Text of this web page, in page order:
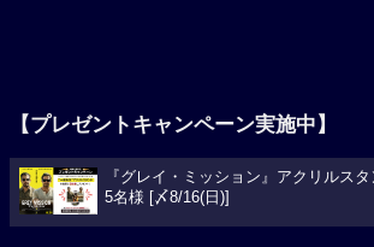
【プレゼントキャンペーン実施中】
『グレイ・ミッション』アクリルスタ
5名様 [〆8/16(日)]